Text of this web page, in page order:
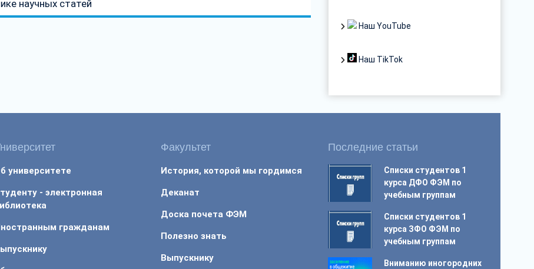
научных статей
Наш YouTube
Наш TikTok
университете
- электронная
гражданам
Факультет
История, которой мы гордимся
Деканат
Доска почета ФЭМ
Полезно знать
Выпускнику
Последние статьи
Списки студентов 1
курса ДФО ФЭМ по
учебным группам
Списки студентов 1
курса ЗФО ФЭМ по
учебным группам
Вниманию иногородних